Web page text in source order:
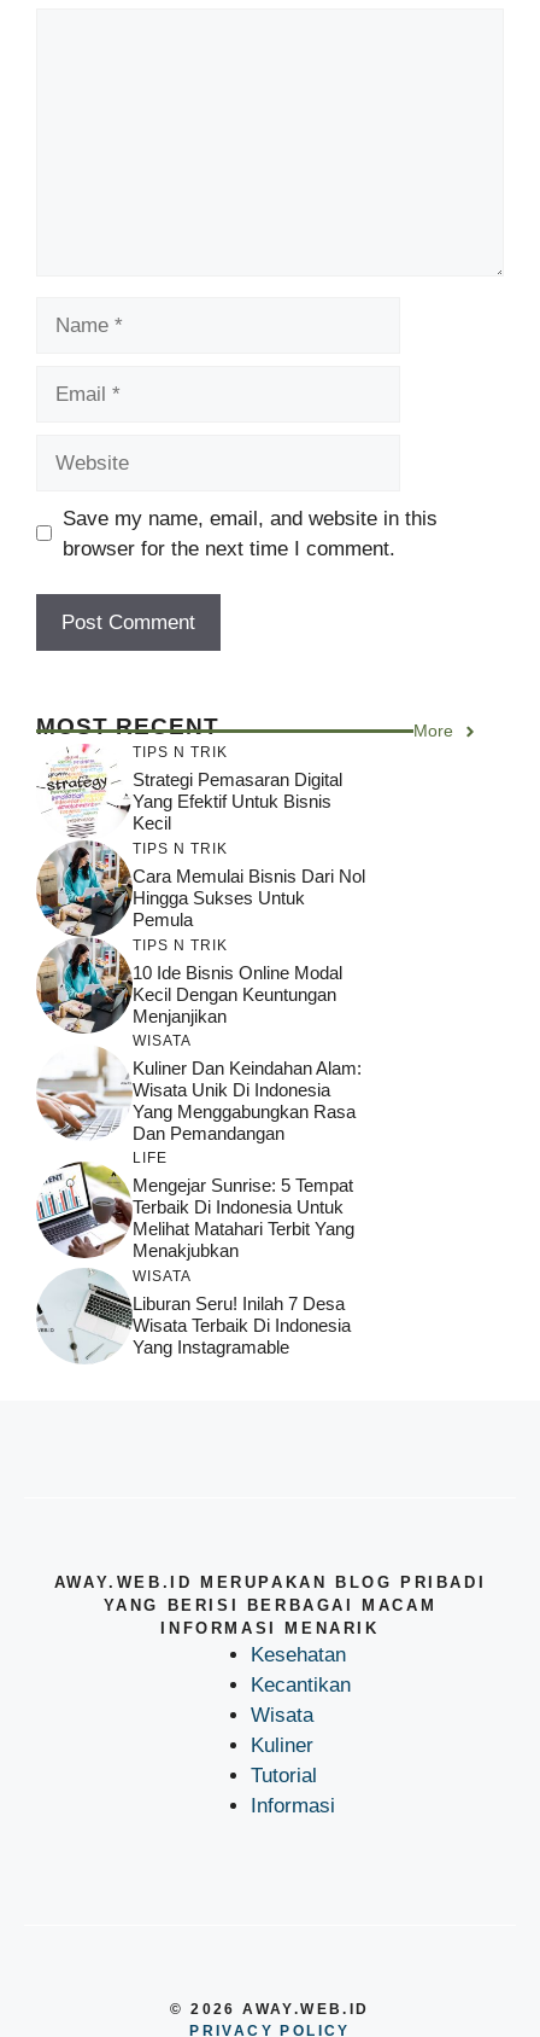
Save my name, email, and website in this
browser for the next time I comment.
MOST RECENT More
TIPS N TRIK
Strategi Pemasaran Digital
Yang Efektif Untuk Bisnis
Kecil
TIPS N TRIK
Cara Memulai Bisnis Dari Nol
Hingga Sukses Untuk
Pemula
TIPS N TRIK
10 Ide Bisnis Online Modal
Kecil Dengan Keuntungan
Menjanjikan
WISATA
Kuliner Dan Keindahan Alam:
Wisata Unik Di Indonesia
Yang Menggabungkan Rasa
Dan Pemandangan
LIFE
Mengejar Sunrise: 5 Tempat
Terbaik Di Indonesia Untuk
Melihat Matahari Terbit Yang
Menakjubkan
WISATA
Liburan Seru! Inilah 7 Desa
Wisata Terbaik Di Indonesia
Yang Instagramable
AWAY.WEB.ID MERUPAKAN BLOG PRIBADI
YANG BERISI BERBAGAI MACAM
INFORMASI MENARIK
Kesehatan
Kecantikan
Wisata
Kuliner
Tutorial
Informasi
© 2026 AWAY.WEB.ID
PRIVACY POLICY